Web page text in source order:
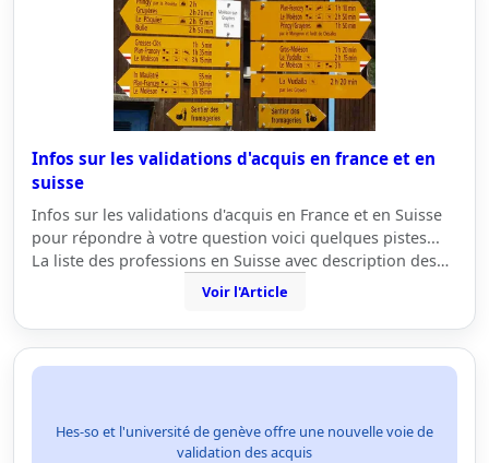
Infos sur les validations d'acquis en france et en
suisse
Infos sur les validations d'acquis en France et en Suisse
pour répondre à votre question voici quelques pistes...
La liste des professions en Suisse avec description des…
Voir l'Article
Hes-so et l'université de genève offre une nouvelle voie de
validation des acquis